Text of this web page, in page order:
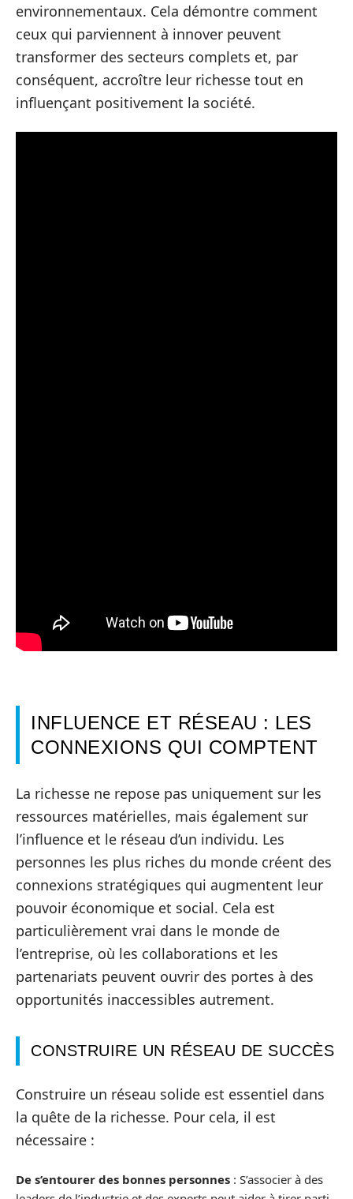
environnementaux. Cela démontre comment
ceux qui parviennent à innover peuvent
transformer des secteurs complets et, par
conséquent, accroître leur richesse tout en
influençant positivement la société.
INFLUENCE ET RÉSEAU : LES
CONNEXIONS QUI COMPTENT
La richesse ne repose pas uniquement sur les
ressources matérielles, mais également sur
l’influence et le réseau d’un individu. Les
personnes les plus riches du monde créent des
connexions stratégiques qui augmentent leur
pouvoir économique et social. Cela est
particulièrement vrai dans le monde de
l’entreprise, où les collaborations et les
partenariats peuvent ouvrir des portes à des
opportunités inaccessibles autrement.
CONSTRUIRE UN RÉSEAU DE SUCCÈS
Construire un réseau solide est essentiel dans
la quête de la richesse. Pour cela, il est
nécessaire :
De s’entourer des bonnes personnes : S’associer à des